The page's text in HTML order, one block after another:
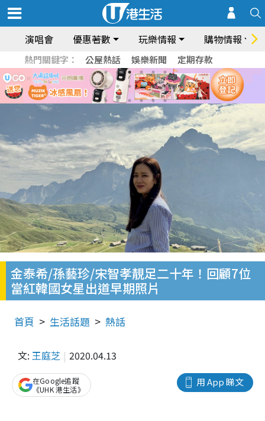
演唱會 優惠著數 玩樂情報 購物情報
熱門關鍵字： 公屋熱話 娛樂新聞 定期存款
金泰希/孫藝珍/宋智孝靚足二十年！回顧7位
當紅韓國女星出道早期照片
首頁 生活話題 熱話
文: 王庭芝 2020.04.13
用 App 睇文
在Google追蹤
《UHK 港生活》